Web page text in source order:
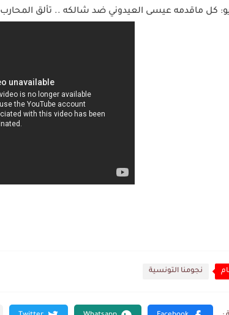
كل ماقدمه عيسى العيدوني ضد شالكه .. تألق المحارب
نجومنا التونسية